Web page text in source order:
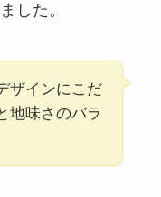
した。
ザインにこだ
地味さのバラ